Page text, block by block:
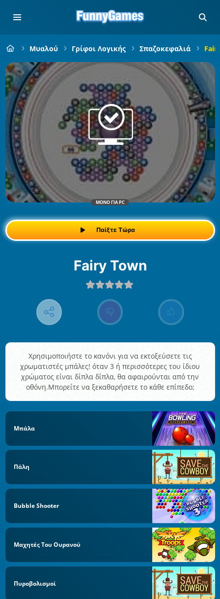
Μυαλού Γρίφοι Λογικής Σπαζοκεφαλιά
ΜΌΝΟ ΓΙΑ PC
Παίξτε Τώρα
Fairy Town
Χρησιμοποιήστε το κανόνι για να εκτοξεύσετε τις
χρωματιστές μπάλες! όταν 3 ή περισσότερες του ίδιου
χρώματος είναι δίπλα δίπλα, θα αφαιρούνται από την
οθόνη.Μπορείτε να ξεκαθαρήσετε το κάθε επίπεδο;
Μπάλα
Πάλη
Bubble Shooter
Μαχητές Του Ουρανού
Πυροβολισμοί